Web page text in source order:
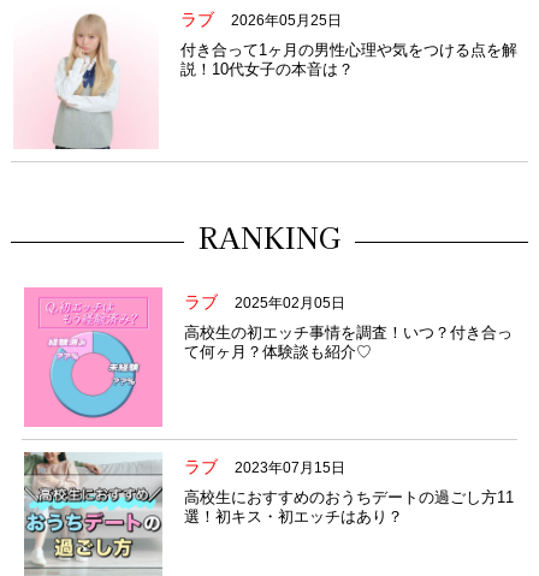
ラブ 2026年05月25日
付き合って1ヶ月の男性心理や気をつける点を解
説！10代女子の本音は？
RANKING
ラブ 2025年02月05日
高校生の初エッチ事情を調査！いつ？付き合っ
て何ヶ月？体験談も紹介♡
ラブ 2023年07月15日
高校生におすすめのおうちデートの過ごし方11
選！初キス・初エッチはあり？